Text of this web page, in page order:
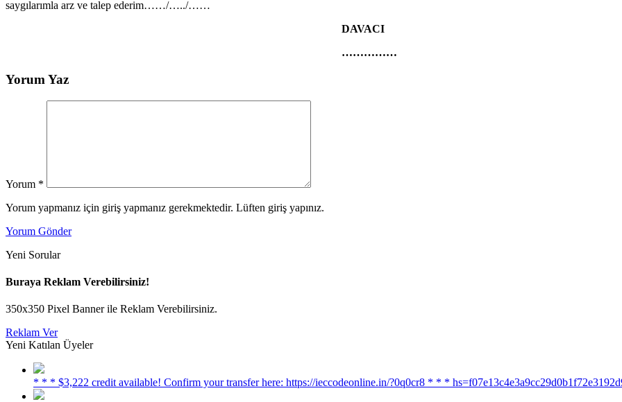
saygılarımla arz ve talep ederim……/…../……
DAVACI
……………
Yorum Yaz
Yorum *
Yorum yapmanız için giriş yapmanız gerekmektedir. Lüften giriş yapınız.
Yorum Gönder
Yeni Sorular
Buraya Reklam Verebilirsiniz!
350x350 Pixel Banner ile Reklam Verebilirsiniz.
Reklam Ver
Yeni Katılan Üyeler
* * * $3,222 credit available! Confirm your transfer here: https://ieccodeonline.in/?0q0cr8 * * *